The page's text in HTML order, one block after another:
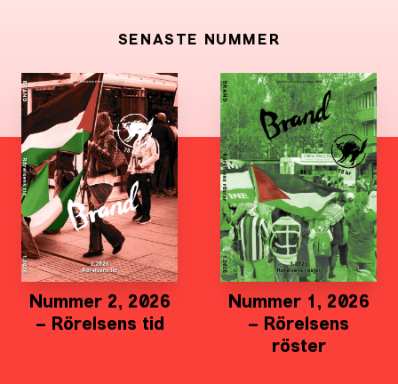
SENASTE NUMMER
Nummer 2, 2026
– Rörelsens tid
Nummer 1, 2026
– Rörelsens
röster